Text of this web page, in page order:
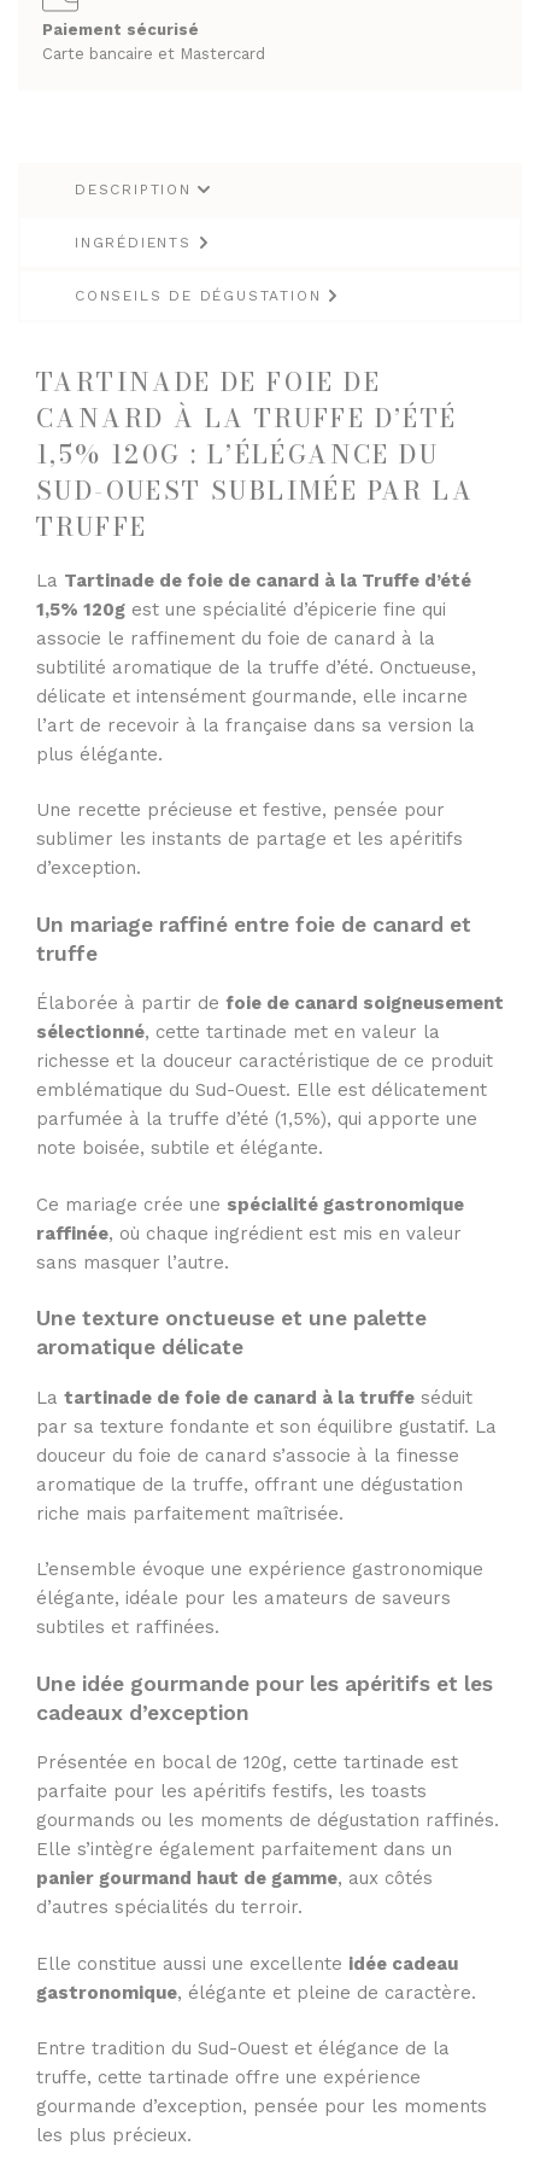
SPIRITUEUX & CHAMPAGNES
WHISKY
VINS BLANCS MOELLEUX
VINS ROSÉS
VINS ROUGES
LES BIÈRES ET CIDRES
RHUMS ET GINS
VINS ROSÉS
VINS ROUGES
Paiement sécurisé
Carte bancaire et Mastercard
DESCRIPTION
INGRÉDIENTS
CONSEILS DE DÉGUSTATION
TARTINADE DE FOIE DE
CANARD À LA TRUFFE D’ÉTÉ
1,5% 120G : L’ÉLÉGANCE DU
SUD-OUEST SUBLIMÉE PAR LA
TRUFFE
La Tartinade de foie de canard à la Truffe d’été
1,5% 120g est une spécialité d’épicerie fine qui
associe le raffinement du foie de canard à la
subtilité aromatique de la truffe d’été. Onctueuse,
délicate et intensément gourmande, elle incarne
l’art de recevoir à la française dans sa version la
plus élégante.
Une recette précieuse et festive, pensée pour
sublimer les instants de partage et les apéritifs
d’exception.
Un mariage raffiné entre foie de canard et
truffe
Élaborée à partir de foie de canard soigneusement
sélectionné, cette tartinade met en valeur la
richesse et la douceur caractéristique de ce produit
emblématique du Sud-Ouest. Elle est délicatement
parfumée à la truffe d’été (1,5%), qui apporte une
note boisée, subtile et élégante.
Ce mariage crée une spécialité gastronomique
raffinée, où chaque ingrédient est mis en valeur
sans masquer l’autre.
Une texture onctueuse et une palette
aromatique délicate
La tartinade de foie de canard à la truffe séduit
par sa texture fondante et son équilibre gustatif. La
douceur du foie de canard s’associe à la finesse
aromatique de la truffe, offrant une dégustation
riche mais parfaitement maîtrisée.
L’ensemble évoque une expérience gastronomique
élégante, idéale pour les amateurs de saveurs
subtiles et raffinées.
Une idée gourmande pour les apéritifs et les
cadeaux d’exception
Présentée en bocal de 120g, cette tartinade est
parfaite pour les apéritifs festifs, les toasts
gourmands ou les moments de dégustation raffinés.
Elle s’intègre également parfaitement dans un
panier gourmand haut de gamme, aux côtés
d’autres spécialités du terroir.
Elle constitue aussi une excellente idée cadeau
gastronomique, élégante et pleine de caractère.
Entre tradition du Sud-Ouest et élégance de la
truffe, cette tartinade offre une expérience
gourmande d’exception, pensée pour les moments
les plus précieux.